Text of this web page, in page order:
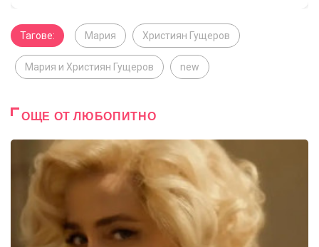
Тагове: Мария Християн Гущеров
Мария и Християн Гущеров new
ОЩЕ ОТ ЛЮБОПИТНО